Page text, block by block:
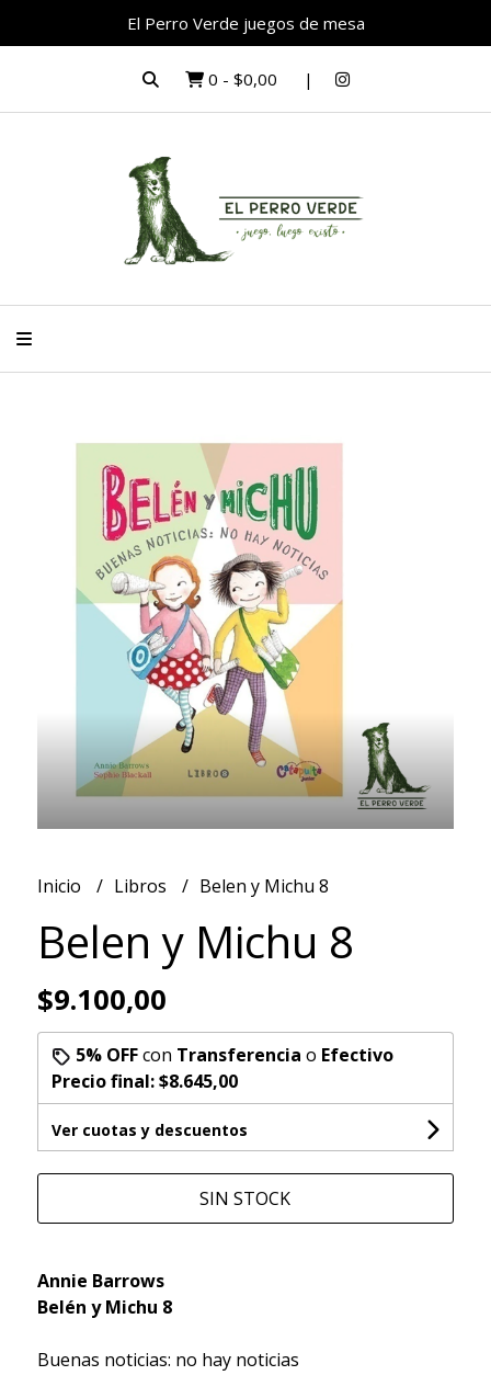
El Perro Verde juegos de mesa
0 - $0,00
Inicio Libros Belen y Michu 8
Belen y Michu 8
$9.100,00
5% OFFcon Transferencia o Efectivo
Precio final:$8.645,00
Ver cuotas y descuentos
SIN STOCK
Annie Barrows
Belén y Michu 8
Buenas noticias: no hay noticias